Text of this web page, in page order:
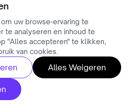
beginnen?
eerste stap naar slimmere
demo aan
uw browse-ervaring te
te analyseren en inhoud te
"Alles accepteren" te klikken,
van cookies.
Alles Weigeren